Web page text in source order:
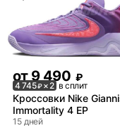
от9 490 ₽
4 745₽× 2 в сплит
Кроссовки Nike
Immortality 4 EP
15 дней